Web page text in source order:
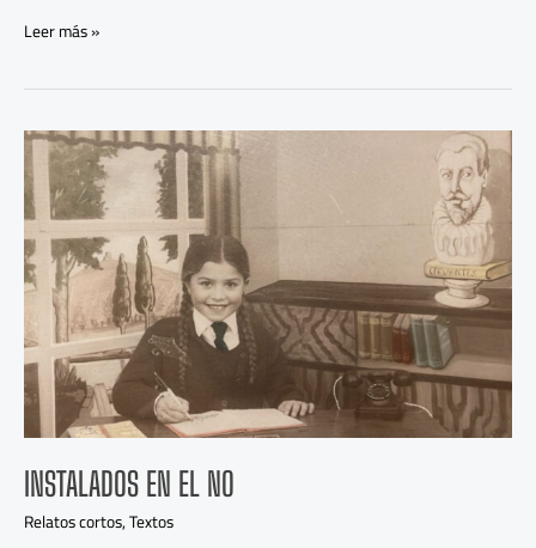
Leer más »
INSTALADOS EN EL NO
Relatos cortos,Textos
Instalados
el
NO